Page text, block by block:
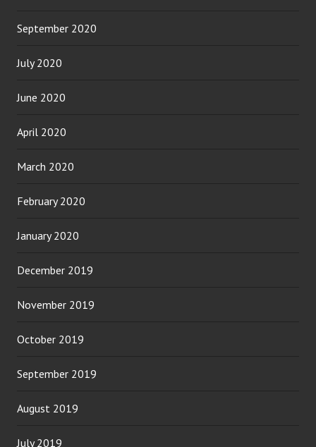
September 2020
July 2020
June 2020
April 2020
March 2020
February 2020
January 2020
December 2019
November 2019
October 2019
September 2019
August 2019
July 2019